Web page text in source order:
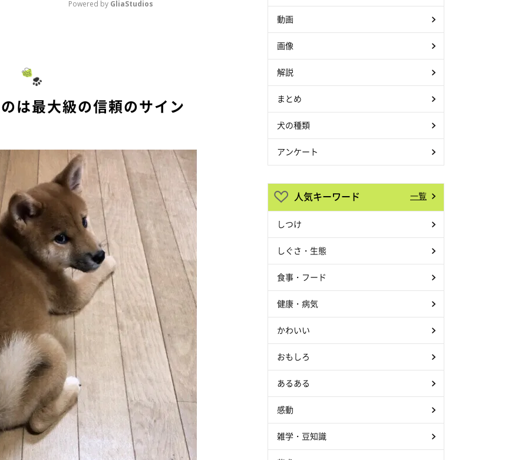
Powered by GliaStudios
は最大級の信頼のサイン
動画
画像
解説
まとめ
犬の種類
アンケート
人気キーワード 一覧
しつけ
しぐさ・生態
食事・フード
健康・病気
かわいい
おもしろ
あるある
感動
雑学・豆知識